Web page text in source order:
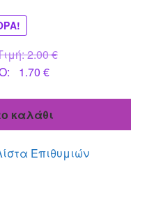
2.00€Original
1.70€Η
είναι:
καλάθι
Επιθυμιών